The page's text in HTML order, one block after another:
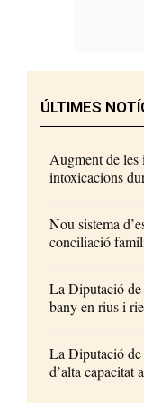
ÚLTIMES
Augment de les
intoxicacions
Nou sistema
conciliació
La Diputació
bany en rius i
La Diputació
d’alta capacitat